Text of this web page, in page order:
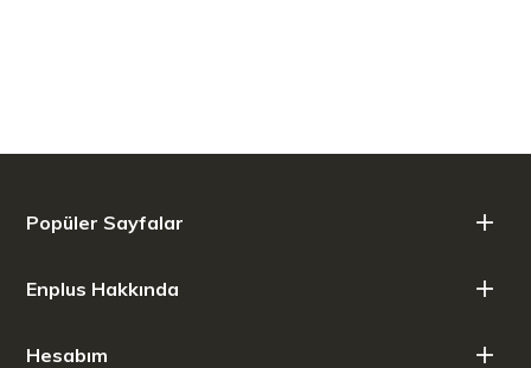
Popüler Sayfalar
Enplus Hakkında
Hesabım